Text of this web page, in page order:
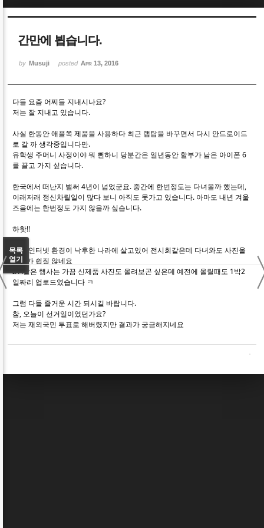
간만에 뵙습니다.
by Musuji posted Apr 13, 2016
다들 요즘 어찌들 지내시나요?
저는 잘 지내고 있습니다.
사실 한동안 애플쪽 제품을 사용하다 최근 랩탑을 바꾸면서 다시 안드로이드
로 갈 까 생각중입니다만.
유학생 주머니 사정이야 뭐 뻔하니 당분간은 일년동안 할부가 남은 아이폰 6
를 끌고 가지 싶습니다.
한국에서 떠난지 벌써 4년이 넘었군요. 중간에 한번정도는 다녀올까 했는데,
이래저래 정신차릴일이 많다 보니 아직도 못가고 있습니다. 아마도 내년 겨울
즈음에는 한번정도 가지 않을까 싶습니다.
하핫!!
워낙 인터넷 환경이 낙후한 나라에 살고있어 전시회같은데 다녀와도 사진올
리기가 쉽질 않네요
IFA같은 행사는 가끔 신제품 사진도 올려보곤 싶은데 예전에 올릴때도 1박2
일짜리 업로드였습니다 ㅋ
그럼 다들 즐거운 시간 되시길 바랍니다.
참, 오늘이 선거일이었던가요?
저는 재외국민 투표로 해버렸지만 결과가 궁금해지네요
목록
열기
Sketchbook5, 스케치북5
Sketchbook5, 스케치북5
Sketchbook5, 스케치북5
Sketchbook5, 스케치북5